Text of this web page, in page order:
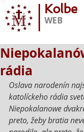
Kolbe
WEB
rádia
Oslava narodenín
katolíckeho rádia
Niepokalanowe
preto, žeby bratia